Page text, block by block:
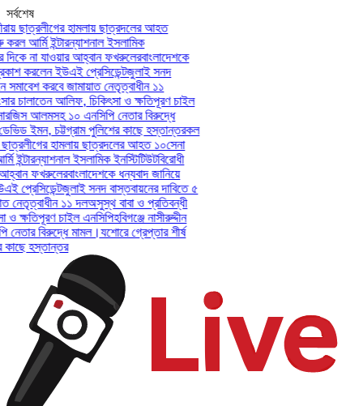
সর্বশেষ
ছাত্রলীগের হামলায় ছাত্রদলের আহত
আর্মি ইন্টারন্যাশনাল ইসলামিক
না যাওয়ার আহ্বান ফখরুলেরবাংলাদেশকে
করলেন ইউএই প্রেসিডেন্টজুলাই সনদ
করবে জামায়াত নেতৃত্বাধীন ১১
চালাতেন আলিফ, চিকিৎসা ও ক্ষতিপূরণ চাইল
আলমসহ ১০ এনসিপি নেতার বিরুদ্ধে
ইমন, চট্টগ্রাম পুলিশের কাছে হস্তান্তরকল
হামলায় ছাত্রদলের আহত ১০সেনা
ইসলামিক ইনস্টিটিউটবিরোধী
ফখরুলেরবাংলাদেশকে ধন্যবাদ জানিয়ে
জুলাই সনদ বাস্তবায়নের দাবিতে ৫
নেতৃত্বাধীন ১১ দলঅসুস্থ বাবা ও প্রতিবন্ধী
ক্ষতিপূরণ চাইল এনসিপিহবিগঞ্জে নাসীরুদ্দীন
বিরুদ্ধে মামল।যশোরে গ্রেপ্তার শীর্ষ
হস্তান্তর